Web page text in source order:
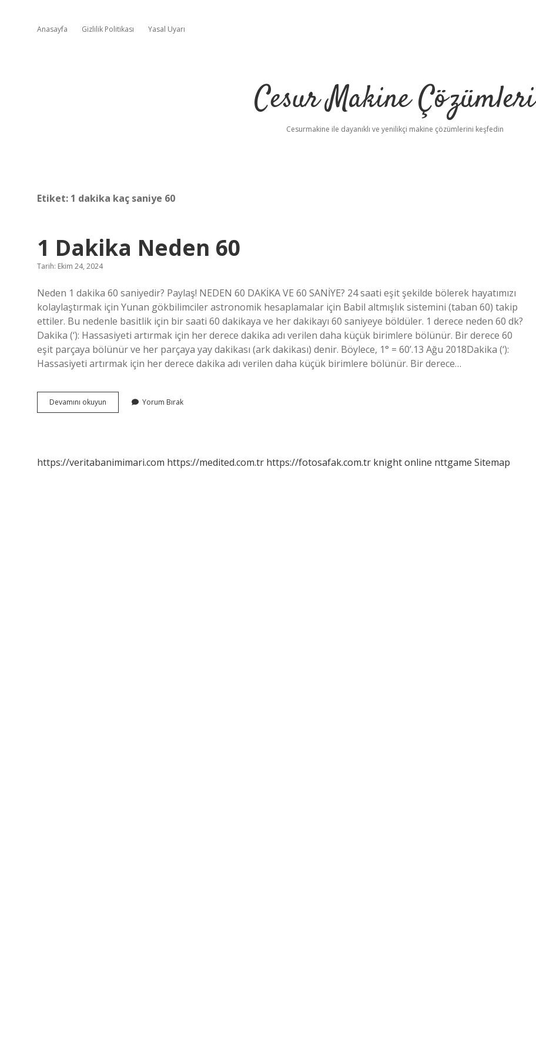
Anasayfa Gizlilik Politikası Yasal Uyarı
Cesur Makine Çözümleri
Cesurmakine ile dayanıklı ve yenilikçi makine çözümlerini keşfedin
Etiket: 1 dakika kaç saniye 60
1 Dakika Neden 60
Tarih: Ekim 24, 2024
Neden 1 dakika 60 saniyedir? Paylaş! NEDEN 60 DAKİKA VE 60 SANİYE? 24 saati eşit şekilde bölerek hayatımızı
kolaylaştırmak için Yunan gökbilimciler astronomik hesaplamalar için Babil altmışlık sistemini (taban 60) takip
ettiler. Bu nedenle basitlik için bir saati 60 dakikaya ve her dakikayı 60 saniyeye böldüler. 1 derece neden 60 dk?
Dakika (‘): Hassasiyeti artırmak için her derece dakika adı verilen daha küçük birimlere bölünür. Bir derece 60
eşit parçaya bölünür ve her parçaya yay dakikası (ark dakikası) denir. Böylece, 1° = 60’.13 Ağu 2018Dakika (‘):
Hassasiyeti artırmak için her derece dakika adı verilen daha küçük birimlere bölünür. Bir derece…
Devamını okuyun
Dakika
Yorum Bırak
https://veritabanimimari.com https://medited.com.tr https://fotosafak.com.tr knight online nttgame Sitemap